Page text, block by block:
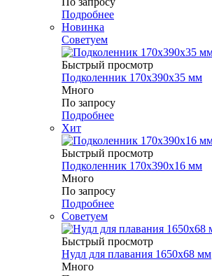
Подробнее
Новинка
Советуем
Быстрый просмотр
Подколенник 170х390х35 мм
Много
По запросу
Подробнее
Хит
Быстрый просмотр
Подколенник 170х390х16 мм
Много
По запросу
Подробнее
Советуем
Быстрый просмотр
Нудл для плавания 1650х68 мм
Много